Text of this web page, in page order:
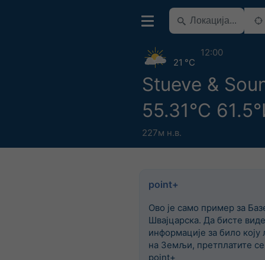
Stueve &
55.31°С
227м н.в.
21 °C
12:00
point+
Ово је само пример за
Швајцарска. Да бисте
информације за било коју
на Земљи, претплатите
point+